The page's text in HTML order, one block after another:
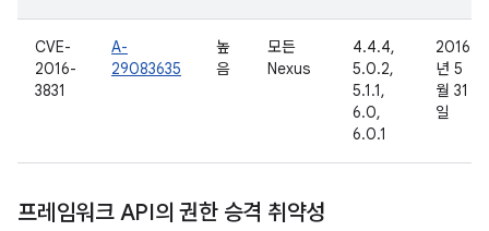
CVE-
2016-
3831
A-
29083635
높
음
모든
Nexus
4.4.4,
5.0.2,
5.1.1,
6.0,
6.0.1
2016
년 5
월 31
일
프레임워크 API의 권한 승격 취약성